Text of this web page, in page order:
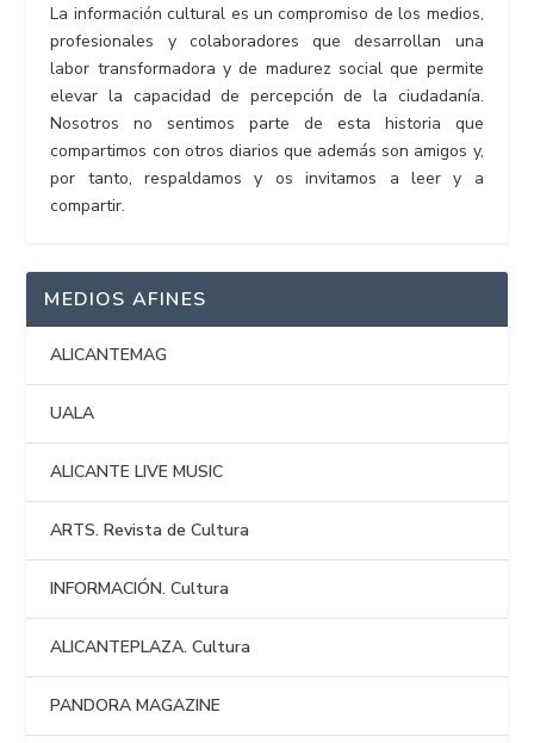
La información cultural es un compromiso de los medios,
profesionales y colaboradores que desarrollan una
labor transformadora y de madurez social que permite
elevar la capacidad de percepción de la ciudadanía.
Nosotros no sentimos parte de esta historia que
compartimos con otros diarios que además son amigos y,
por tanto, respaldamos y os invitamos a leer y a
compartir.
MEDIOS AFINES
ALICANTEMAG
UALA
ALICANTE LIVE MUSIC
ARTS. Revista de Cultura
INFORMACIÓN. Cultura
ALICANTEPLAZA. Cultura
PANDORA MAGAZINE